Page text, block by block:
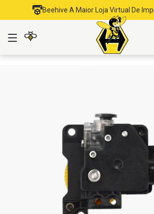
Beehive A Maior Loja Virtual De